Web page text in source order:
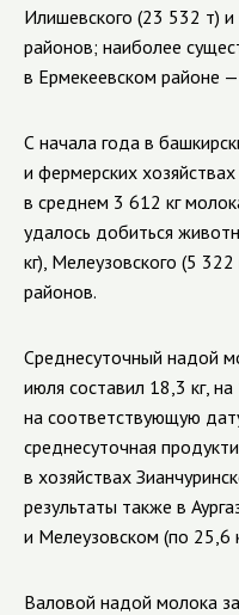
Илишевского (23 532 т)
районов; наиболее
в Ермекеевском районе
С начала года в
и фермерских
в среднем 3 612 кг
удалось добиться
кг), Мелеузовского (5 322
районов.
Среднесуточный надой
июля составил 18,3 кг,
на соответствующую
среднесуточная
в хозяйствах
результаты также в
и Мелеузовском (по 25,6
Валовой надой молока за